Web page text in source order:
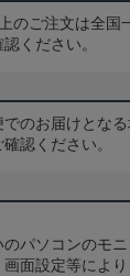
のご注文は全国
ください。
のお届けとな
確認ください。
パソコンのモ
面設定等によ